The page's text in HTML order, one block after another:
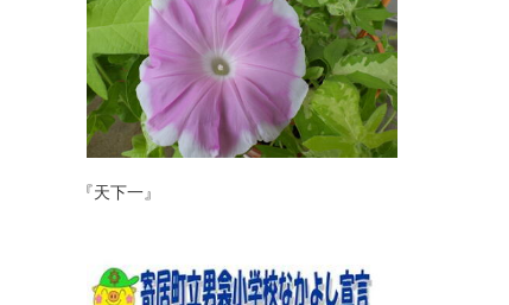
『天下一』